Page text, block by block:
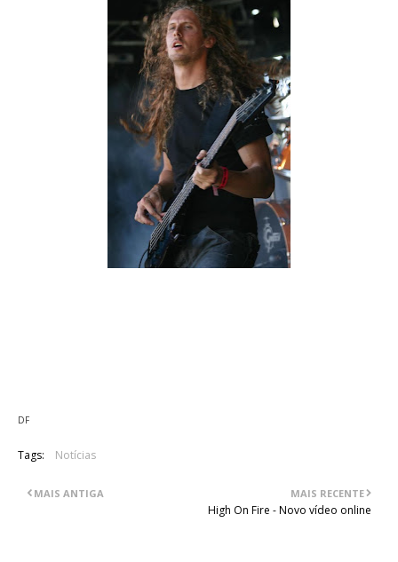
DF
Tags: Notícias
MAIS RECENTE
High On Fire - Novo vídeo online
MAIS ANTIGA